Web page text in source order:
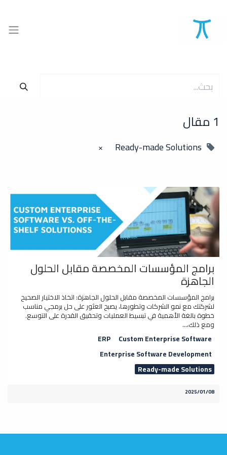
1 مقال
Ready-made Solutions
×
برامج المؤسسات المخصصة مقابل الحلول
الجاهزة
برامج المؤسسات المخصصة مقابل الحلول الجاهزة: اتخاذ الاختيار الصحيح
لشركتك مع نمو الشركات وتطورها، يصبح العثور على حل برمجي مناسب
خطوة بالغة الأهمية في تبسيط العمليات وتحقيق القدرة على التوسع.
ومع ذلك،...
Custom Enterprise Software
ERP
Enterprise Software Development
Ready-made Solutions
08‏/01‏/2025